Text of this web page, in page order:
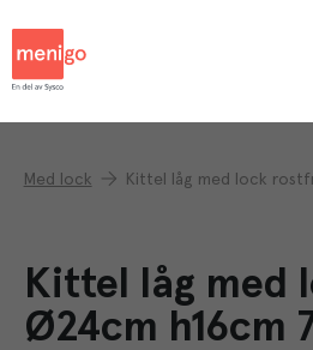
Med lock Kittel låg med lock
Kittel låg med
Ø24cm h16cm